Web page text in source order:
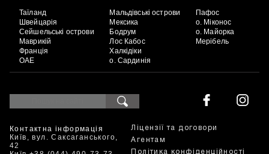
Таїланд
Швейцарія
Сейшельські острови
Маврикій
Франція
ОАЕ
Мальдівські острови
Мексика
Бодрум
Лос Кабос
Халкідіки
о. Сардинія
Пафос
о. Міконос
о. Майорка
Мерібель
Контактна інформація
Київ, вул. Саксаганського,
42
Ліцензії та договори
Агентам
Політика конфіденційності